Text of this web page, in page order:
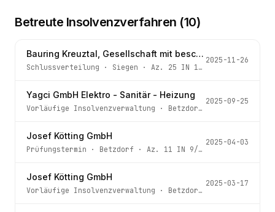
Betreute Insolvenzverfahren (10)
Bauring Kreuztal, Gesellschaft mit beschränkter Haftung
Schlussverteilung · Siegen · Az. 25 IN 139/24
2025-11-26
Yagci GmbH Elektro - Sanitär - Heizung
Vorläufige Insolvenzverwaltung · Betzdorf
2025-09-25
Josef Kötting GmbH
Prüfungstermin · Betzdorf · Az. 11 IN 9/25
2025-04-03
Josef Kötting GmbH
Vorläufige Insolvenzverwaltung · Betzdorf
2025-03-17